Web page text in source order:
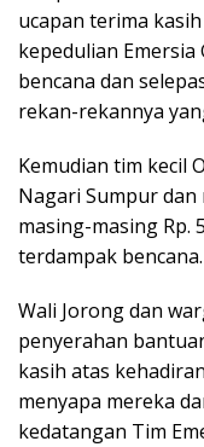
ucapan terima
kepedulian
bencana dan
rekan-rekannya
Kemudian tim kecil
Nagari Sumpur
masing-masing Rp.
terdampak bencana.
Wali Jorong dan
penyerahan
kasih atas
menyapa mereka
kedatangan Tim